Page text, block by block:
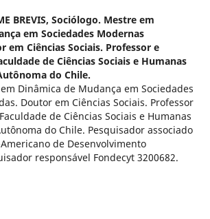
BREVIS, Sociólogo. Mestre em
em Sociedades Modernas
em Ciências Sociais. Professor e
de Ciências Sociais e Humanas
do Chile.
Dinâmica de Mudança em Sociedades
Doutor em Ciências Sociais. Professor
de Ciências Sociais e Humanas
do Chile. Pesquisador associado
de Desenvolvimento
responsável Fondecyt 3200682.